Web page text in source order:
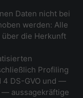
Daten nicht bei
werden: Alle
die Herkunft
Profiling
4 DS-GVO und —
— aussagekräftige